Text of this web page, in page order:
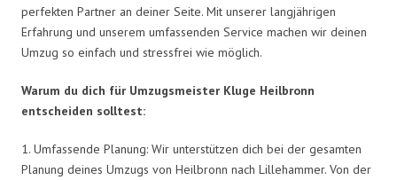
perfekten Partner an deiner Seite. Mit unserer langjährigen
Erfahrung und unserem umfassenden Service machen wir deinen
Umzug so einfach und stressfrei wie möglich.
Warum du dich für Umzugsmeister Kluge Heilbronn
entscheiden solltest:
1. Umfassende Planung: Wir unterstützen dich bei der gesamten
Planung deines Umzugs von Heilbronn nach Lillehammer. Von der